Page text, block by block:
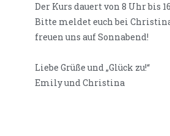
Der Kurs dauert von 8 Uhr bis
Bitte meldet euch bei
freuen uns auf Sonnabend!
Liebe Grüße und „Glück zu!“
Emily und Christina